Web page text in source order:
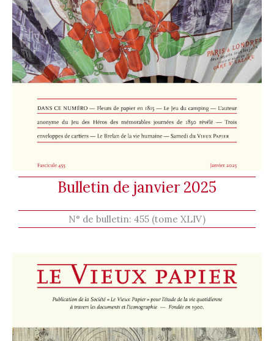
Bulletin de janvier 2025
N° de bulletin: 455 (tome XLIV)